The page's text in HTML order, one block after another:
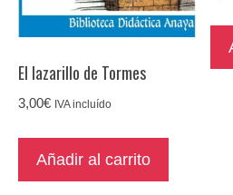
El lazarillo de Tormes
3,00€ IVA incluído
Añadir al carrito